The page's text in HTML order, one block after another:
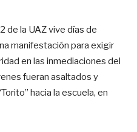
de la UAZ vive días de
manifestación para exigir
en las inmediaciones del
fueran asaltados y
hacia la escuela, en